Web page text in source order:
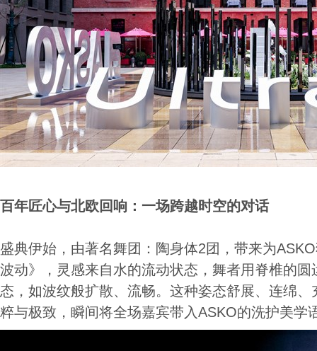
百年匠心与北欧回响：一场跨越时空的对话
盛典伊始，由著名舞团：陶身体2团，带来为
波动》，灵感来自水的流动状态，舞者用脊椎的
态，如波纹般扩散、流畅。这种姿态舒展、连绵
粹与极致，瞬间将全场嘉宾带入ASKO的洗护美学